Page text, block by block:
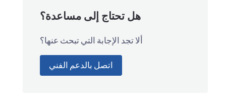
هل تحتاج إلى مساعدة؟
ألا تجد الإجابة التي تبحث عنها؟
اتصل بالدعم الفني